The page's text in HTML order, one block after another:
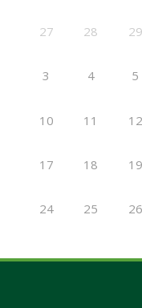
27 28 29
3 4 5
10 11 12
17 18 19
24 25 26